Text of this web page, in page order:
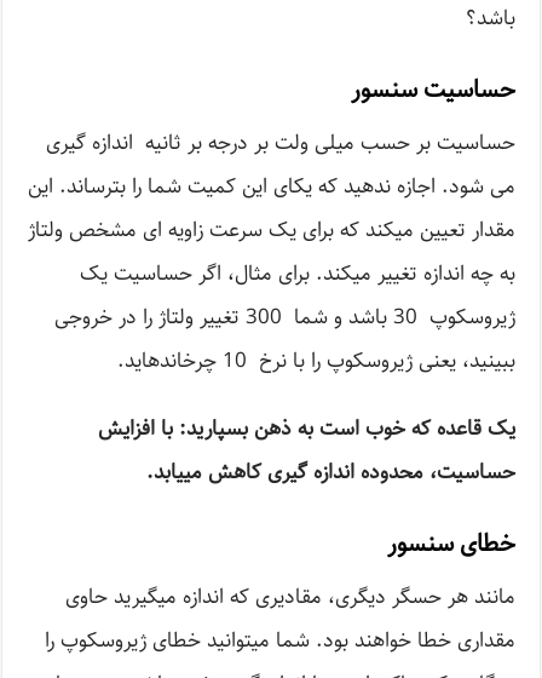
باشد؟
حساسیت سنسور
حساسیت بر حسب میلی­ ولت بر درجه بر ثانیه اندازه ­گیری
می­ شود. اجازه ندهید که یکای این کمیت شما را بترساند. این
مقدار تعیین می­کند که برای یک سرعت زاویه ­ای مشخص ولتاژ
به چه اندازه تغییر می­کند. برای مثال، اگر حساسیت یک
ژیروسکوپ 30 باشد و شما 300 تغییر ولتاژ را در خروجی
ببینید، یعنی ژیروسکوپ را با نرخ 10 چرخانده­اید.
یک قاعده که خوب است به ذهن بسپارید: با افزایش
حساسیت، محدوده اندازه ­گیری کاهش می­یابد.
خطای سنسور
مانند هر حسگر دیگری، مقادیری که اندازه می­گیرید حاوی
مقداری خطا خواهند بود. شما می­توانید خطای ژیروسکوپ را